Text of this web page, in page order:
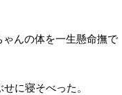
んの体を一生懸命撫で
に寝そべった。